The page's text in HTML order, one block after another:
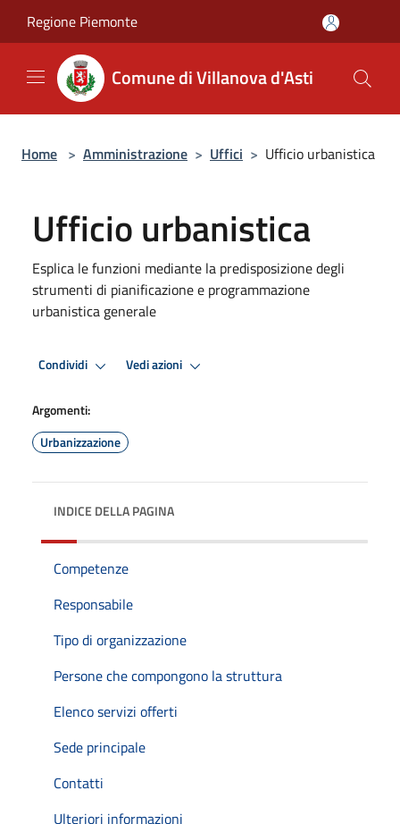
Regione Piemonte
Comune di Villanova d'Asti
Home > Amministrazione > Uffici > Ufficio urbanistica
Ufficio urbanistica
Esplica le funzioni mediante la predisposizione degli
strumenti di pianificazione e programmazione
urbanistica generale
Condividi Vedi azioni
Argomenti:
Urbanizzazione
INDICE DELLA PAGINA
Competenze
Responsabile
Tipo di organizzazione
Persone che compongono la struttura
Elenco servizi offerti
Sede principale
Contatti
Ulteriori informazioni